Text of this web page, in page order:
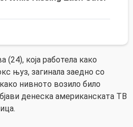
која работела како
њуз, загинала заедно со
нивното возило било
денеска американската ТВ